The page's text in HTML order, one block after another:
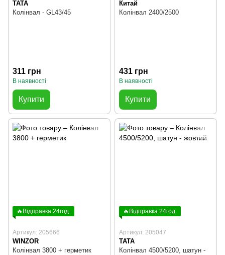
TATA
Колінвал - GL43/45
311 грн
В наявності
Купити
Китай
Колінвал 2400/2500
431 грн
В наявності
Купити
🔥Відправка 24год.
Артикул: 205666
WINZOR
Колінвал 3800 + герметик
🔥Відправка 24год.
Артикул: 205047
TATA
Колінвал 4500/5200, шатун -